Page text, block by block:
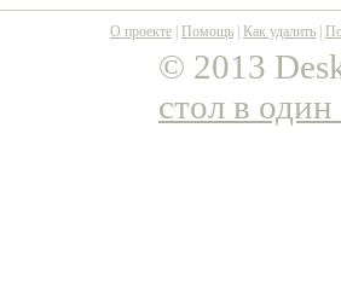
О проекте Помощь Как удалить
© 2013
стол в